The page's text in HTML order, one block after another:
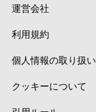
運営会社
利用規約
個人情報の取り扱い
クッキーについて